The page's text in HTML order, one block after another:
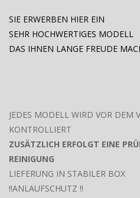
SIE ERWERBEN HIER EIN
SEHR HOCHWERTIGES MODELL
DAS IHNEN LANGE FREUDE
JEDES MODELL WIRD VOR DEM
KONTROLLIERT
ZUSÄTZLICH ERFOLGT EINE
REINIGUNG
LIEFERUNG IN STABILER BOX
!!ANLAUFSCHUTZ !!